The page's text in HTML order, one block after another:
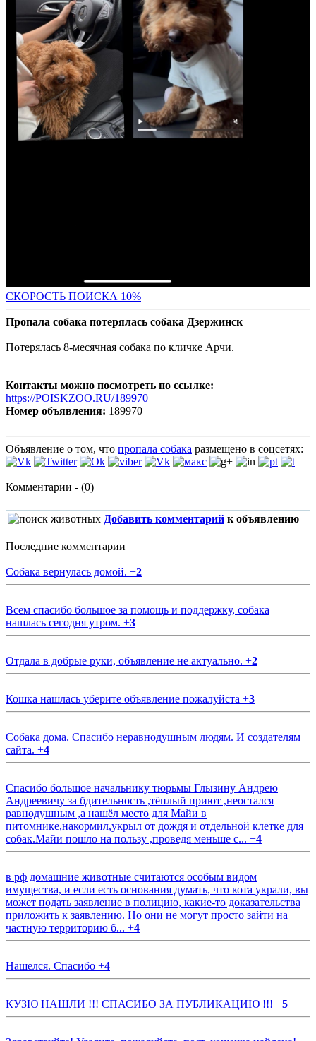
СКОРОСТЬ ПОИСКА 10%
Пропала собака потерялась собака Дзержинск
Потерялась 8-месячная собака по кличке Арчи.
Контакты можно посмотреть по ссылке:
https://POISKZOO.RU/189970
Номер объявления: 189970
Объявление о том, что пропала собака размещено в соцсетях:
Комментарии - (0)
Добавить комментарий к объявлению
Последние комментарии
Собака вернулась домой. +2
Всем спасибо большое за помощь и поддержку, собака
нашлась сегодня утром. +3
Отдала в добрые руки, объявление не актуально. +2
Кошка нашлась уберите объявление пожалуйста +3
Собака дома. Спасибо неравнодушным людям. И создателям
сайта. +4
Спасибо большое начальнику тюрьмы Глызину Андрею
Андреевичу за бдительность ,тёплый приют ,неостался
равнодушным ,а нашёл место для Майи в
питомнике,накормил,укрыл от дождя и отдельной клетке для
собак.Майи пошло на пользу ,проведя меньше с... +4
в рф домашние животные считаются особым видом
имущества, и если есть основания думать, что кота украли, вы
может подать заявление в полицию, какие-то доказательства
приложить к заявлению. Но они не могут просто зайти на
частную территорию б... +4
Нашелся. Спасибо +4
КУЗЮ НАШЛИ !!! СПАСИБО ЗА ПУБЛИКАЦИЮ !!! +5